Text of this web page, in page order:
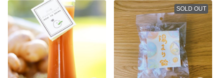
SOLD OUT